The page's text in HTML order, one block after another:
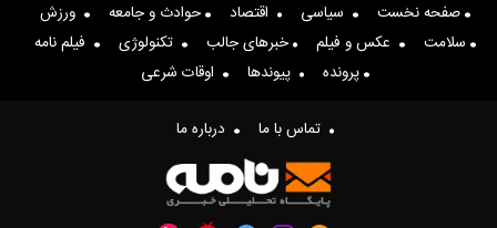
صفحه نخست سیاسی اقتصاد حوادث و جامعه
ورزش
سلامت
عکس و فیلم خبرهای جالب تکنولوژی
فیلم نامه
پرونده
پیوندها اوقات شرعی
تماس با ما درباره ما